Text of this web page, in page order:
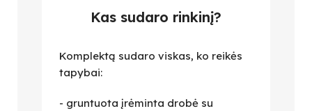
Kas sudaro rinkinį?
Komplektą sudaro viskas, ko reikės
tapybai:
- gruntuota įrėminta drobė su